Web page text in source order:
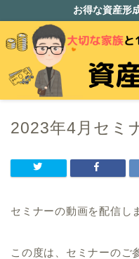
お得な資産形
2023年4月セミ
セミナーの動画を配信し
この度は、セミナーのご